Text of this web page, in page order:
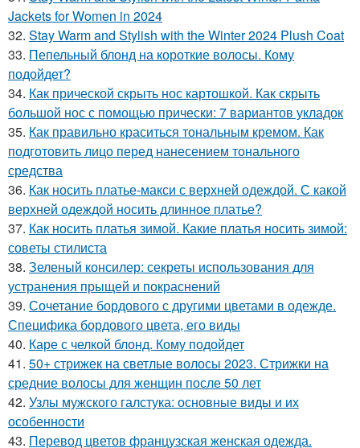
Jackets for Women in 2024
32. Stay Warm and Stylish with the Winter 2024 Plush Coat
33. Пепельный блонд на короткие волосы. Кому
подойдет?
34. Как прической скрыть нос картошкой. Как скрыть
большой нос с помощью прически: 7 вариантов укладок
35. Как правильно краситься тональным кремом. Как
подготовить лицо перед нанесением тонального
средства
36. Как носить платье-макси с верхней одеждой. С какой
верхней одеждой носить длинное платье?
37. Как носить платья зимой. Какие платья носить зимой:
советы стилиста
38. Зеленый консилер: секреты использования для
устранения прыщей и покраснений
39. Сочетание бордового с другими цветами в одежде.
Специфика бордового цвета, его виды
40. Каре с челкой блонд. Кому подойдет
41. 50+ стрижек на светлые волосы 2023. Стрижки на
средние волосы для женщин после 50 лет
42. Узлы мужского галстука: основные виды и их
особенности
43. Перевод цветов французская женская одежда.